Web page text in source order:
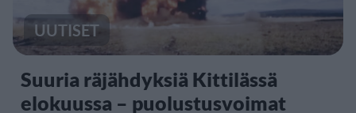
UUTISET
Suuria räjähdyksiä Kittilässä
elokuussa – puolustusvoimat